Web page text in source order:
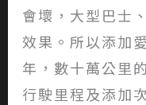
會壞，大型巴士
效果。所以添加
年，數十萬公里
行駛里程及添加